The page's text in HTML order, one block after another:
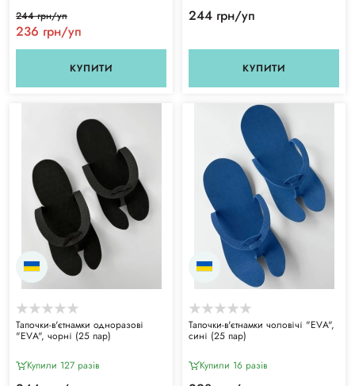
236 грн/уп
244 грн/уп
КУПИТИ
244 грн/уп
КУПИТИ
Тапочки-в'єтнамки одноразові
"ЕVА", чорні (25 пар)
Купили 127 разiв
Тапочки-в'єтнамки чоловічі "ЕVА",
сині (25 пар)
Купили 16 разiв